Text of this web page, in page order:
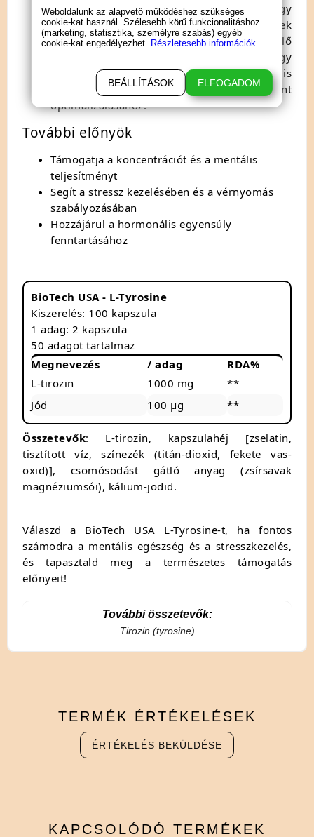
Jód: A jód elengedhetetlen a pajzsmirigy
hormonjainak termeléséhez, amelyek
szabályozzák az anyagcserét. A megfelelő
jódbevitel támogatja a normális pajzsmirigy
működést, ami hozzájárul a hormonális
egyensúly fenntartásához és az energiaszint
optimalizálásához.
További előnyök
Támogatja a koncentrációt és a mentális
teljesítményt
Segít a stressz kezelésében és a vérnyomás
szabályozásában
Hozzájárul a hormonális egyensúly
fenntartásához
BioTech USA - L-Tyrosine
Kiszerelés: 100 kapszula
1 adag: 2 kapszula
50 adagot tartalmaz
Megnevezés
/ adag
RDA%
L-tirozin
1000 mg
**
Jód
100 µg **
Összetevők: L-tirozin, kapszulahéj [zselatin,
tisztított víz, színezék (titán-dioxid, fekete vas-
oxid)], csomósodást gátló anyag (zsírsavak
magnéziumsói), kálium-jodid.
Válaszd a BioTech USA L-Tyrosine-t, ha fontos
számodra a mentális egészség és a stresszkezelés,
és tapasztald meg a természetes támogatás
előnyeit!
További összetevők:
Tirozin (tyrosine)
TERMÉK ÉRTÉKELÉSEK
ÉRTÉKELÉS BEKÜLDÉSE
KAPCSOLÓDÓ TERMÉKEK
Weboldalunk az alapvető működéshez szükséges
cookie-kat használ. Szélesebb körű funkcionalitáshoz
(marketing, statisztika, személyre szabás) egyéb
cookie-kat engedélyezhet. Részletesebb információk.
BEÁLLÍTÁSOK ELFOGADOM